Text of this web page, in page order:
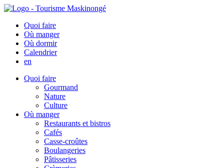
Quoi faire
Où manger
Où dormir
Calendrier
en
Quoi faire
Gourmand
Nature
Culture
Où manger
Restaurants et bistros
Cafés
Casse-croûtes
Boulangeries
Pâtisseries